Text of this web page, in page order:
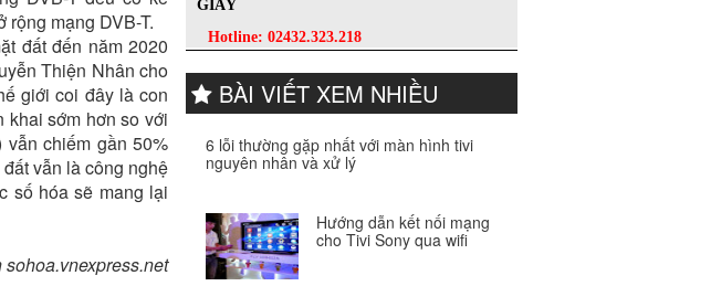
mạng DVB-T.
đất đến năm 2020
Thiện Nhân cho
giới coi đây là con
khai sớm hơn so với
chiếm gần 50%
vẫn là công nghệ
số hóa sẽ mang lại
sohoa.vnexpress.net
GIẤY
Hotline: 02432.323.218
BÀI VIẾT XEM NHIỀU
6 lỗi thường gặp nhất với màn hình tivi
nguyên nhân và xử lý
Hướng dẫn kết nối mạng
cho Tivi Sony qua wifi